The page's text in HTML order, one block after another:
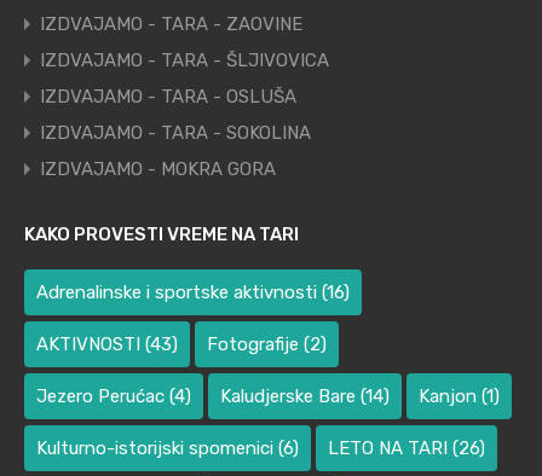
IZDVAJAMO - TARA - ZAOVINE
IZDVAJAMO - TARA - ŠLJIVOVICA
IZDVAJAMO - TARA - OSLUŠA
IZDVAJAMO - TARA - SOKOLINA
IZDVAJAMO - MOKRA GORA
KAKO PROVESTI VREME NA TARI
Adrenalinske i sportske aktivnosti (16)
AKTIVNOSTI (43) Fotografije (2)
Jezero Perućac (4) Kaludjerske Bare (14) Kanjon (1)
Kulturno-istorijski spomenici (6) LETO NA TARI (26)